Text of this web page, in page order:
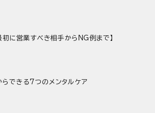
初に営業すべき相手からNG例まで】
できる7つのメンタルケア